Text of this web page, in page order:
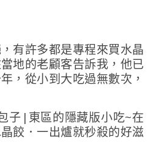
有許多都是專程來買水晶
地的老顧客告訴我，他已
，從小到大吃過無數次，